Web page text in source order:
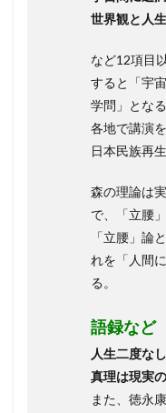
世界観と人
など12項目
すると「宇
学問」とな
各地で講演
日本民族再
森の理論は
で、「立腰
「立腰」論
れを「人間
る。
語録など
人生二度なし
真理は現実
また、徳永